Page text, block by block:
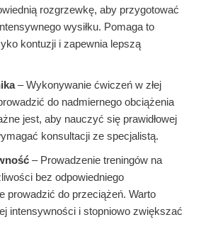
rozgrzewkę, aby przygotować
wysiłku. Pomaga to
kontuzji i zapewnia lepszą
– Wykonywanie ćwiczeń w złej
do nadmiernego obciążenia
jest, aby nauczyć się prawidłowej
konsultacji ze specjalistą.
– Prowadzenie treningów na
bez odpowiedniego
prowadzić do przeciążeń. Warto
intensywności i stopniowo zwiększać